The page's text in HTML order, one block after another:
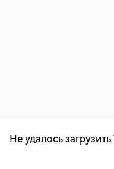
Не удалось